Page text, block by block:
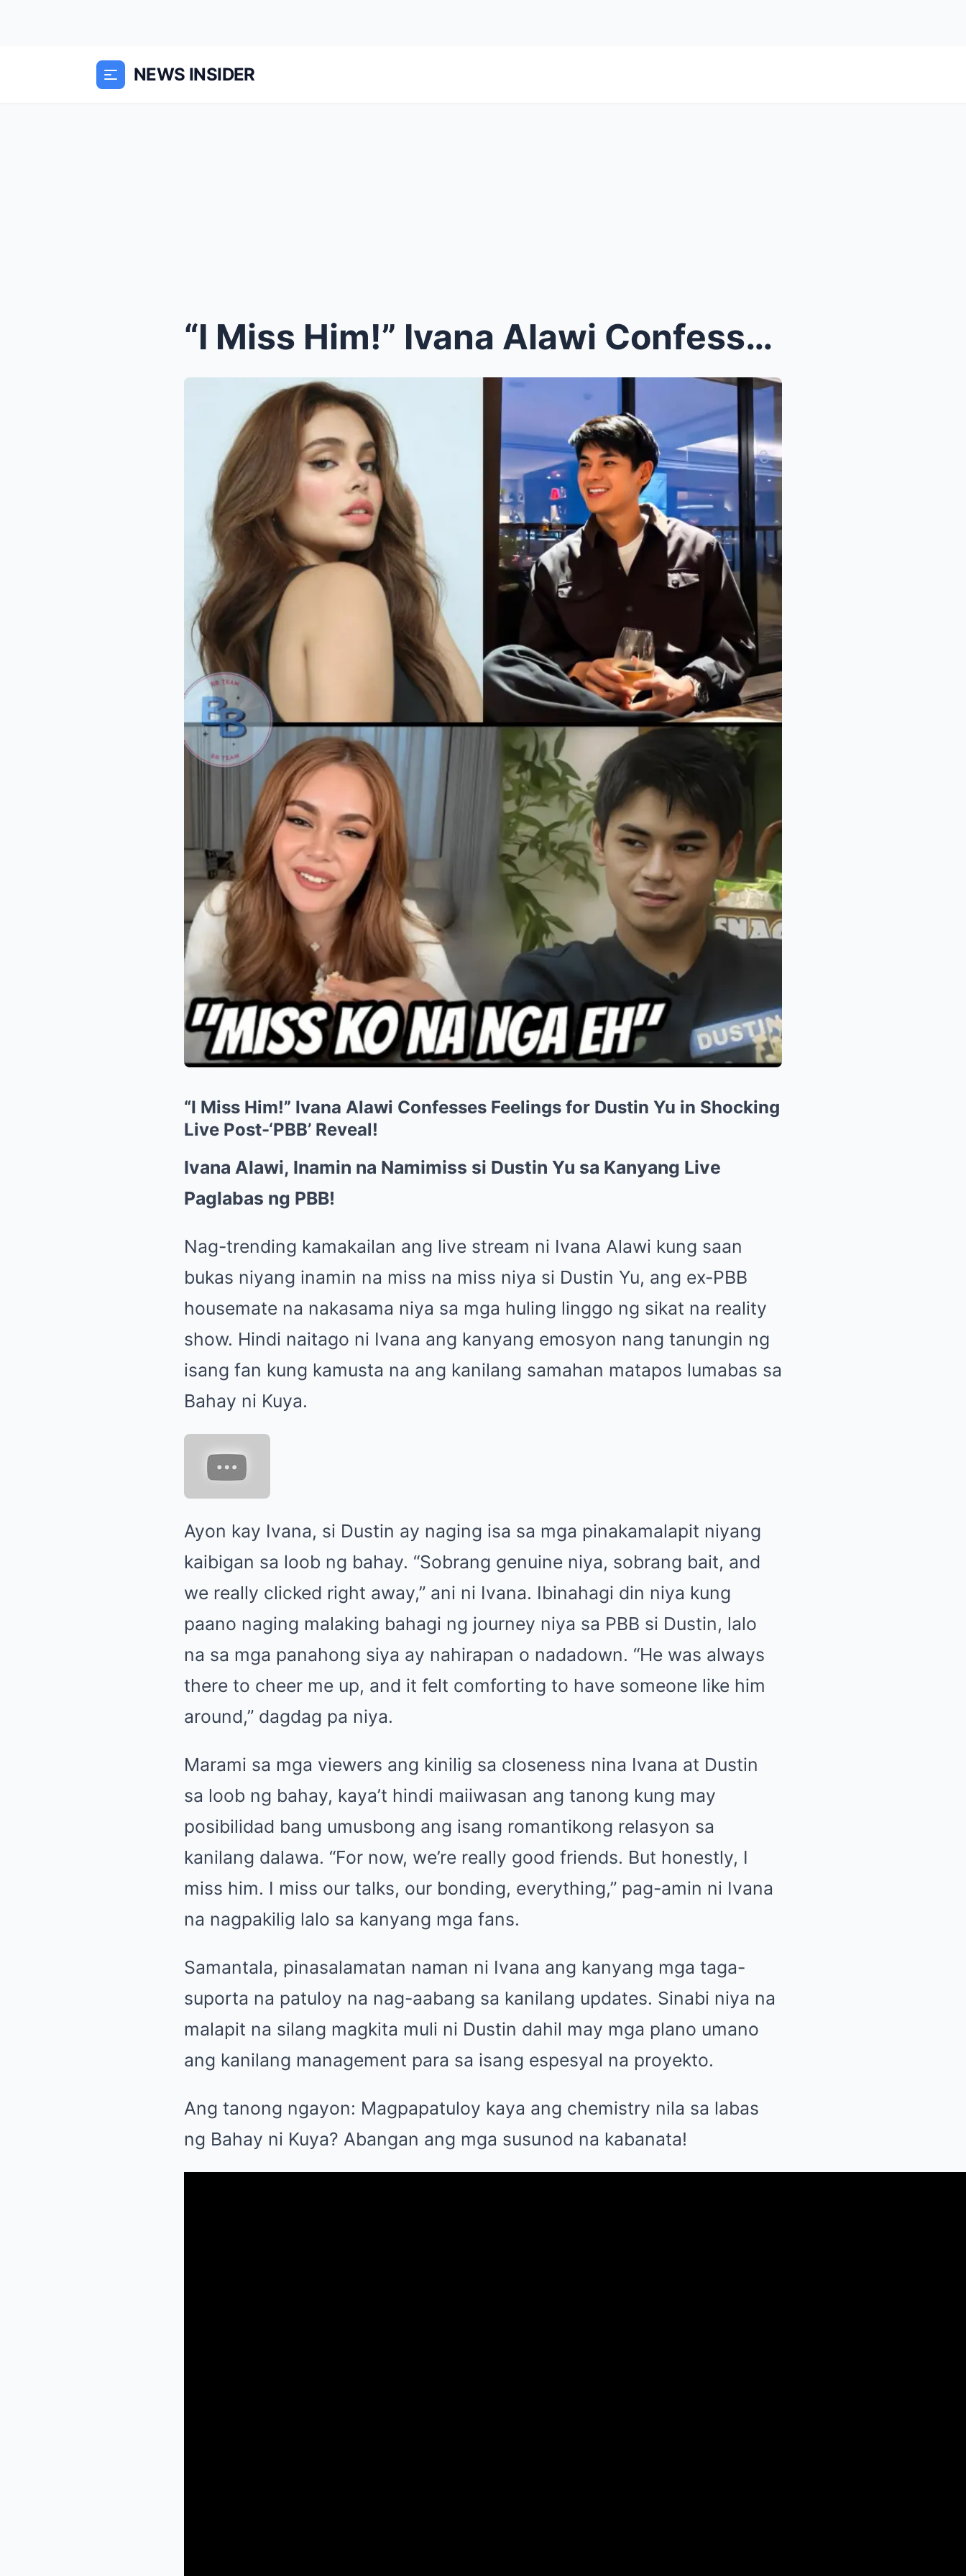
NEWS INSIDER
“I Miss Him!” Ivana Alawi Confesses Feelings for D...
“I Miss Him!” Ivana Alawi Confesses Feelings for Dustin Yu in Shocking
Live Post-‘PBB’ Reveal!
Ivana Alawi, Inamin na Namimiss si Dustin Yu sa Kanyang Live
Paglabas ng PBB!
Nag-trending kamakailan ang live stream ni Ivana Alawi kung saan
bukas niyang inamin na miss na miss niya si Dustin Yu, ang ex-PBB
housemate na nakasama niya sa mga huling linggo ng sikat na reality
show. Hindi naitago ni Ivana ang kanyang emosyon nang tanungin ng
isang fan kung kamusta na ang kanilang samahan matapos lumabas sa
Bahay ni Kuya.
Ayon kay Ivana, si Dustin ay naging isa sa mga pinakamalapit niyang
kaibigan sa loob ng bahay. “Sobrang genuine niya, sobrang bait, and
we really clicked right away,” ani ni Ivana. Ibinahagi din niya kung
paano naging malaking bahagi ng journey niya sa PBB si Dustin, lalo
na sa mga panahong siya ay nahirapan o nadadown. “He was always
there to cheer me up, and it felt comforting to have someone like him
around,” dagdag pa niya.
Marami sa mga viewers ang kinilig sa closeness nina Ivana at Dustin
sa loob ng bahay, kaya’t hindi maiiwasan ang tanong kung may
posibilidad bang umusbong ang isang romantikong relasyon sa
kanilang dalawa. “For now, we’re really good friends. But honestly, I
miss him. I miss our talks, our bonding, everything,” pag-amin ni Ivana
na nagpakilig lalo sa kanyang mga fans.
Samantala, pinasalamatan naman ni Ivana ang kanyang mga taga-
suporta na patuloy na nag-aabang sa kanilang updates. Sinabi niya na
malapit na silang magkita muli ni Dustin dahil may mga plano umano
ang kanilang management para sa isang espesyal na proyekto.
Ang tanong ngayon: Magpapatuloy kaya ang chemistry nila sa labas
ng Bahay ni Kuya? Abangan ang mga susunod na kabanata!